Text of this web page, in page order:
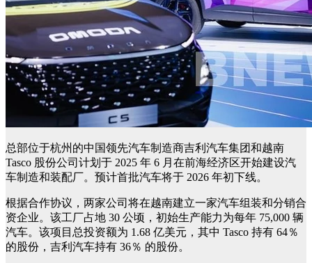
总部位于杭州的中国领先汽车制造商吉利汽车集团和越南
Tasco 股份公司计划于 2025 年 6 月在前海经济区开始建设汽
车制造和装配厂。预计首批汽车将于 2026 年初下线。
根据合作协议，两家公司将在越南建立一家汽车组装和分销合
资企业。该工厂占地 30 公顷，初始生产能力为每年 75,000 辆
汽车。该项目总投资额为 1.68 亿美元，其中 Tasco 持有 64％
的股份，吉利汽车持有 36％ 的股份。